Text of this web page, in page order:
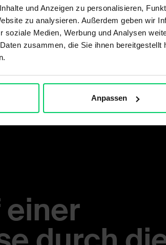
und Anzeigen zu personalisieren,
zu analysieren. Außerdem geben wir
soziale Medien, Werbung und Analysen
zusammen, die Sie ihnen
Anpassen
einer